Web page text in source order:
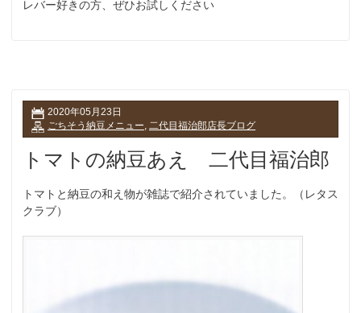
レバー好きの方、ぜひお試しください
2020年05月23日
ごちそう納豆メニュー 二代目福治郎店長ブログ
トマトの納豆あえ 二代目福治郎
トマトと納豆の和え物が雑誌で紹介されていました。（レタス
クラブ）